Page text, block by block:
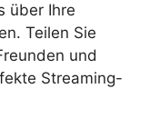
über Ihre
Teilen Sie
und
Streaming-